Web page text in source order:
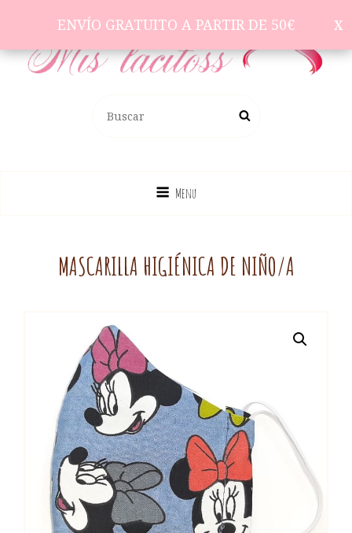
ENVÍO GRATUITO A PARTIR DE 50€
Menu
MASCARILLA HIGIÉNICA DE NIÑO/A
ENVÍO GRATUITO A PARTIR DE 50€